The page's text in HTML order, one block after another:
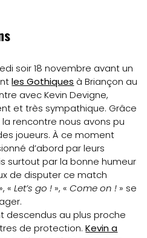
soir 18 novembre avant un
les Gothiques à Briançon au
avec Kevin Devigne,
et très sympathique. Grâce
rencontre nous avons pu
joueurs. À ce moment
d’abord par leurs
surtout par la bonne humeur
de disputer ce match
», «Let’s go ! », «Come on ! » se
descendus au plus proche
de protection.Kevin a